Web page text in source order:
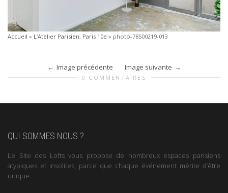
Accueil » L’Atelier Parisien, Paris 10e » photo-78500219-013
Image précédente Image suivante
0 COMMENTAIRES
QUI SOMMES NOUS ?
Le Site des Lofts vous propose de nombreux espaces parisiens
atypiques et insolites, parce que chaque événement mérite d’être
unique.